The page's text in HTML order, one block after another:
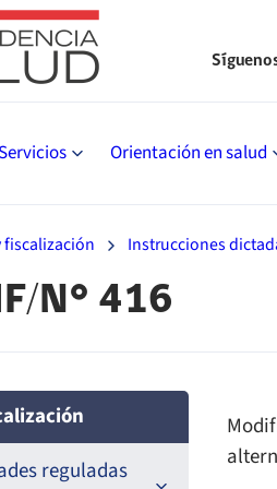
Orientación en salud
fiscalización Instrucciones
N° 416
reguladas